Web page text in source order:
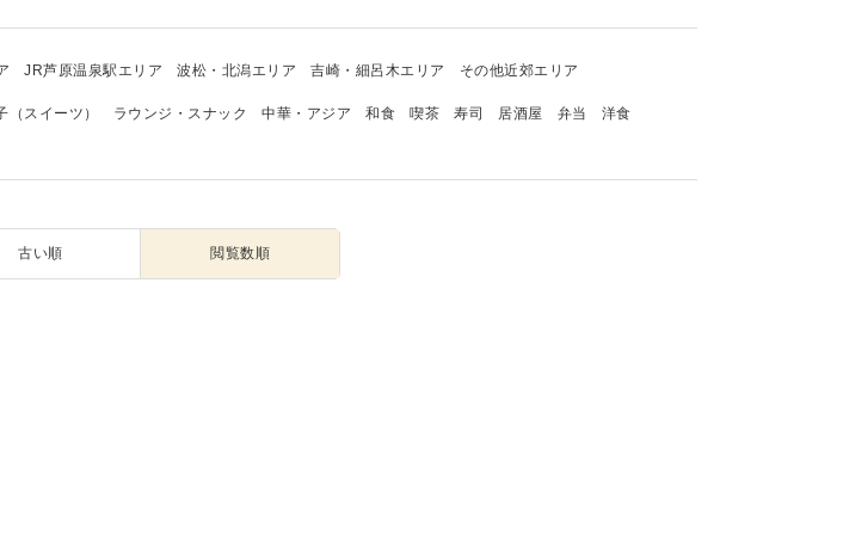
JR芦原温泉駅エリア 波松・北潟エリア 吉崎・細呂木エリア その他近郊エリア
（スイーツ） ラウンジ・スナック 中華・アジア 和食 喫茶 寿司 居酒屋 弁当
洋食
古い順 閲覧数順